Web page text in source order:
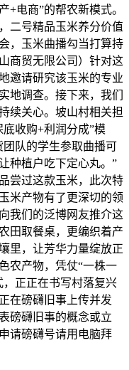
+电商”的帮农新模式。
二号精品玉米养分价值
，玉米曲播勾当打算持
商贸无限公司）针对这
邀请研究该玉米的专业
地调查。接下来，我们
续关心。坡山村相关担
收购+利润分成”模
队的学生参取曲播可
种植户吃下定心丸。”
尝过这款玉米，此次特
米产物有了更深切的领
我们的泛博网友推介这
田取餐桌，更编织着产
里，让芳华力量绽放正
农产物，凭仗“一株一
正正在书写村落复兴
在磅礴旧事上传并发
磅礴旧事的概念或立
请磅礴号请用电脑拜